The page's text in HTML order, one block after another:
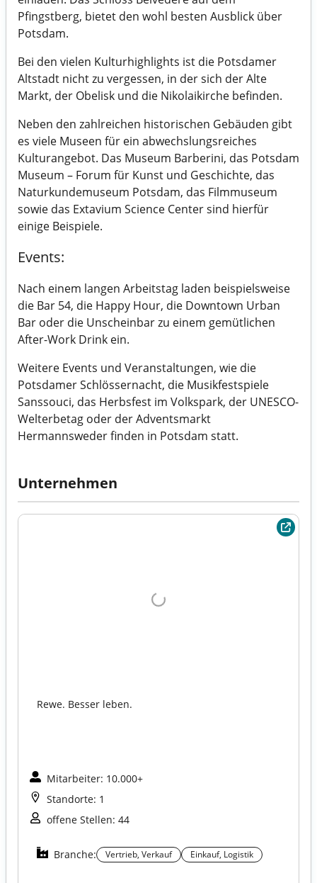
Pfingstberg, bietet den wohl besten Ausblick über
Potsdam.
Bei den vielen Kulturhighlights ist die Potsdamer
Altstadt nicht zu vergessen, in der sich der Alte
Markt, der Obelisk und die Nikolaikirche befinden.
Neben den zahlreichen historischen Gebäuden gibt
es viele Museen für ein abwechslungsreiches
Kulturangebot. Das Museum Barberini, das Potsdam
Museum – Forum für Kunst und Geschichte, das
Naturkundemuseum Potsdam, das Filmmuseum
sowie das Extavium Science Center sind hierfür
einige Beispiele.
Events:
Nach einem langen Arbeitstag laden beispielsweise
die Bar 54, die Happy Hour, die Downtown Urban
Bar oder die Unscheinbar zu einem gemütlichen
After-Work Drink ein.
Weitere Events und Veranstaltungen, wie die
Potsdamer Schlössernacht, die Musikfestspiele
Sanssouci, das Herbsfest im Volkspark, der UNESCO-
Welterbetag oder der Adventsmarkt
Hermannsweder finden in Potsdam statt.
Unternehmen
Rewe. Besser leben.
Mitarbeiter: 10.000+
Standorte: 1
offene Stellen: 44
Branche: Vertrieb, Verkauf Einkauf, Logistik